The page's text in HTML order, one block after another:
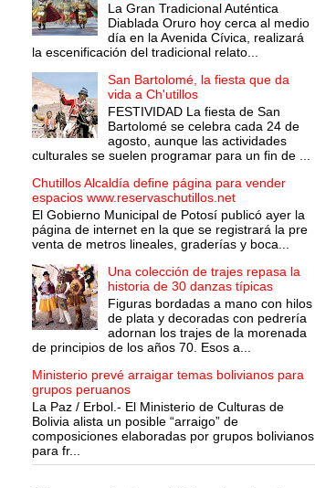
La Gran Tradicional Auténtica
Diablada Oruro hoy cerca al medio
día en la Avenida Cívica, realizará
la escenificación del tradicional relato...
San Bartolomé, la fiesta que da
vida a Ch'utillos
FESTIVIDAD La fiesta de San
Bartolomé se celebra cada 24 de
agosto, aunque las actividades
culturales se suelen programar para un fin de ...
Chutillos Alcaldía define página para vender
espacios www.reservaschutillos.net
El Gobierno Municipal de Potosí publicó ayer la
página de internet en la que se registrará la pre
venta de metros lineales, graderías y boca...
Una colección de trajes repasa la
historia de 30 danzas típicas
Figuras bordadas a mano con hilos
de plata y decoradas con pedrería
adornan los trajes de la morenada
de principios de los años 70. Esos a...
Ministerio prevé arraigar temas bolivianos para
grupos peruanos
La Paz / Erbol.- El Ministerio de Culturas de
Bolivia alista un posible “arraigo” de
composiciones elaboradas por grupos bolivianos
para fr...